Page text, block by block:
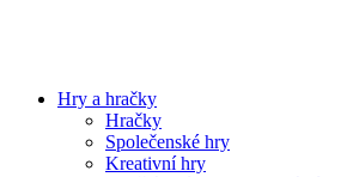
Hry a hračky
Hračky
Společenské hry
Kreativní hry